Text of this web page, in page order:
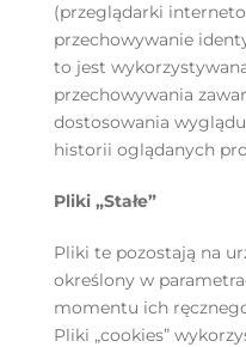
(przeglądarki
przechowywanie
to jest
przechowywania
dostosowania
historii oglądanych
Pliki „Stałe”
Pliki te pozostają na
określony w
momentu ich
Pliki „cookies”